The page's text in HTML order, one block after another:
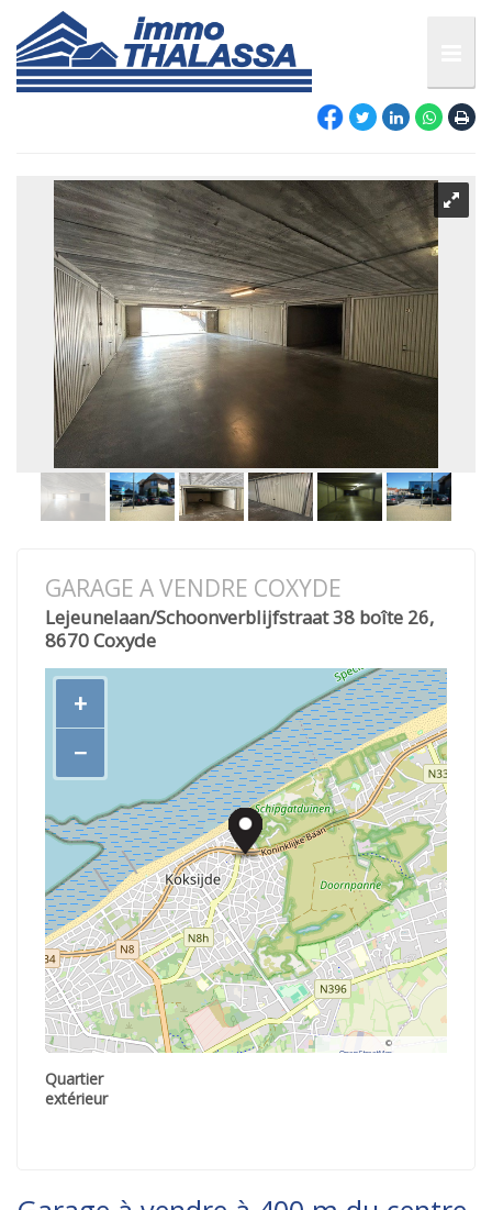
GARAGE A VENDRE COXYDE
Lejeunelaan/Schoonverblijfstraat 38 boîte 26,
8670 Coxyde
+
−
©
OpenStreetMap
Quartier
extérieur